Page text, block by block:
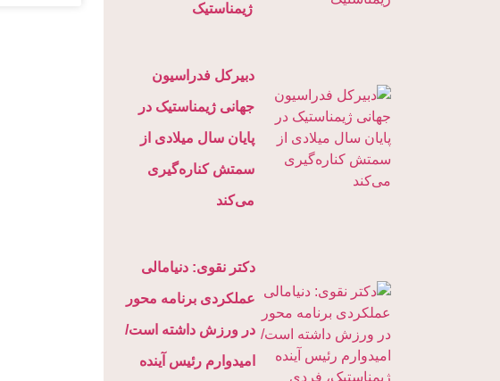
ژیمناستیک
دبیرکل فدراسیون
جهانی ژیمناستیک در
پایان سال میلادی از
سمتش کناره‌گیری
می‌کند
دکتر نقوی: دنیامالی
عملکردی برنامه محور
در ورزش داشته است/
امیدوارم رئیس آینده